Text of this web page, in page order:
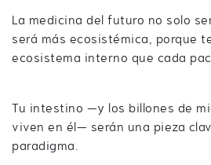
La medicina del futuro no solo
será más ecosistémica, porque
ecosistema interno que cada
Tu intestino —y los billones de
viven en él— serán una pieza
paradigma.